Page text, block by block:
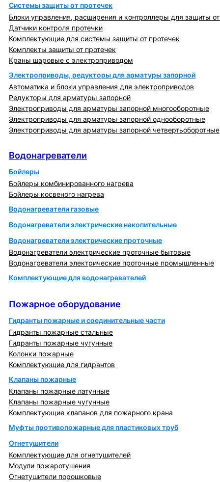
Системы защиты от протечек
Блоки управления, расширения и контроллеры для защиты
Датчики контроля протечки
Комплектующие для системы защиты от протечек
Комплекты защиты от протечек
Краны шаровые с электроприводом
Электроприводы, редукторы для арматуры запорной
Автоматика и блоки управления для электроприводов
Редукторы для арматуры запорной
Электроприводы для арматуры запорной многооборотные
Электроприводы для арматуры запорной однооборотные
Электроприводы для арматуры запорной четвертьоборотные
Водонагреватели
Бойлеры
Бойлеры комбинированного нагрева
Бойлеры косвеного нагрева
Водонагреватели газовые
Водонагреватели электрические накопительные
Водонагреватели электрические проточные
Водонагреватели электрические проточные бытовые
Водонагреватели электрические проточные промышленные
Комплектующие для водонагревателей
Пожарное оборудование
Гидранты пожарные и соединительные части
Гидранты пожарные стальные
Гидранты пожарные чугунные
Колонки пожарные
Комплектующие для гидрантов
Клапаны пожарные
Клапаны пожарные латунные
Клапаны пожарные чугунные
Комплектующие клапанов для пожарного крана
Муфты противопожарные для пластиковых труб
Огнетушители
Комплектующие для огнетушителей
Модули пожаротушения
Огнетушители порошковые